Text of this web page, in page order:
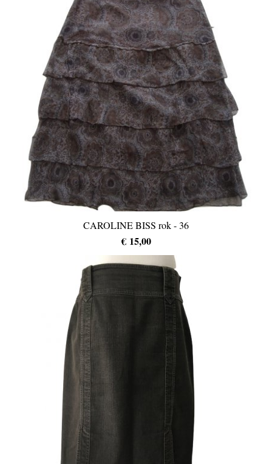
CAROLINE BISS rok - 36
€ 15,00